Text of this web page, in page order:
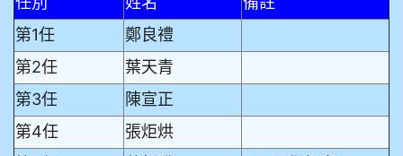
第1任
鄭良禮
第2任
葉天青
第3任
陳宣正
第4任
張炬烘